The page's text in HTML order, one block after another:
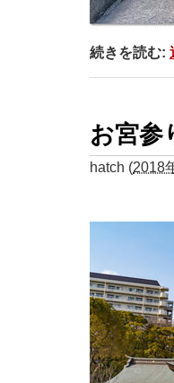
続きを読む:
お宮参
hatch (2018